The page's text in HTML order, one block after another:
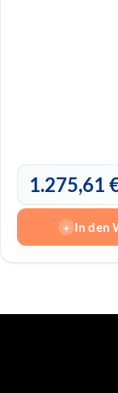
1.275,61
+ In den